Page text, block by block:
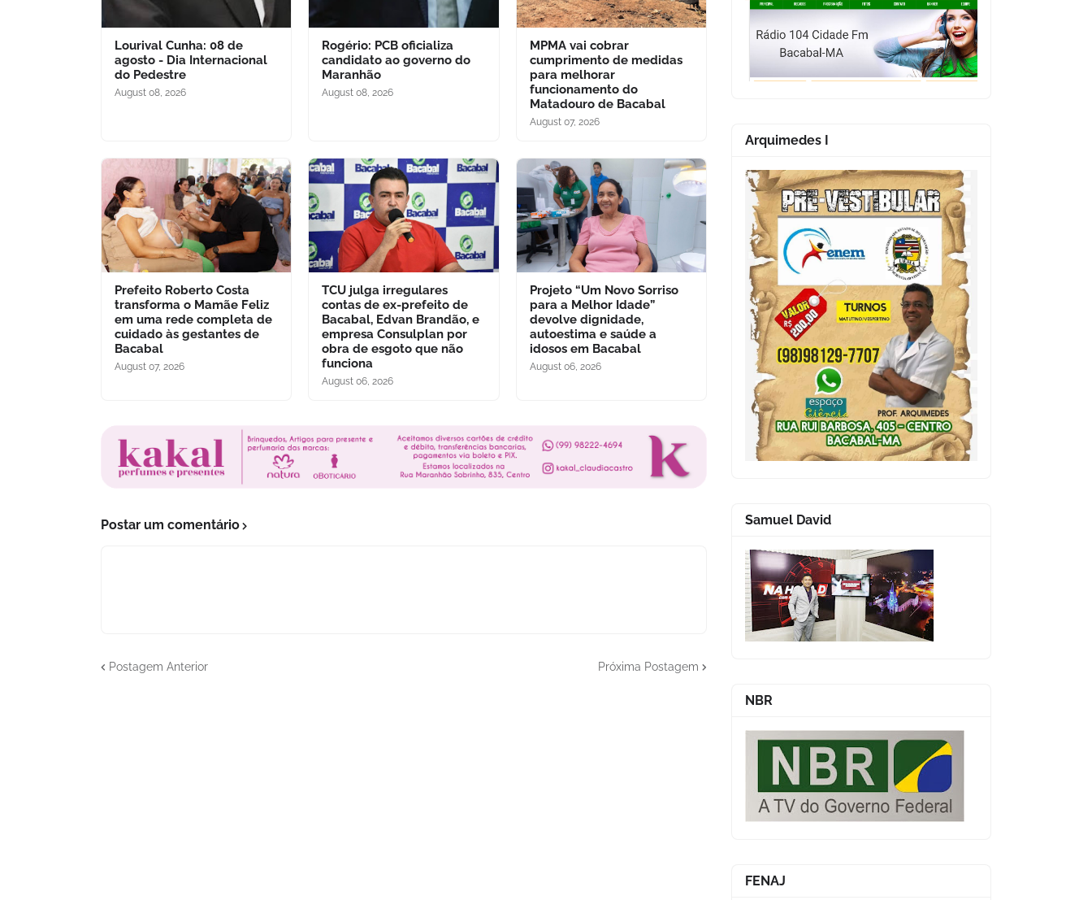
Lourival Cunha: 08 de
agosto - Dia Internacional
do Pedestre
August 08, 2026
Rogério: PCB oficializa
candidato ao governo do
Maranhão
August 08, 2026
MPMA vai cobrar
cumprimento de medidas
para melhorar
funcionamento do
Matadouro de Bacabal
August 07, 2026
Prefeito Roberto Costa
transforma o Mamãe Feliz
em uma rede completa de
cuidado às gestantes de
Bacabal
August 07, 2026
TCU julga irregulares
contas de ex-prefeito de
Bacabal, Edvan Brandão, e
empresa Consulplan por
obra de esgoto que não
funciona
August 06, 2026
Projeto “Um Novo Sorriso
para a Melhor Idade”
devolve dignidade,
autoestima e saúde a
idosos em Bacabal
August 06, 2026
Postar um comentário
Postagem Anterior Próxima Postagem
Arquimedes I
Samuel David
NBR
FENAJ